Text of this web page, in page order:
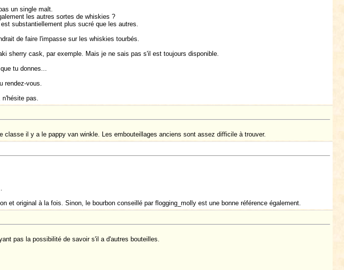
un single malt.
les autres sortes de whiskies ?
substantiellement plus sucré que les autres.
de faire l'impasse sur les whiskies tourbés.
sherry cask, par exemple. Mais je ne sais pas s'il est toujours disponible.
tu donnes...
rendez-vous.
n'hésite pas.
classe il y a le pappy van winkle. Les embouteillages anciens sont assez difficile à trouver.
et original à la fois. Sinon, le bourbon conseillé par flogging_molly est une bonne référence également.
pas la possibilité de savoir s'il a d'autres bouteilles.